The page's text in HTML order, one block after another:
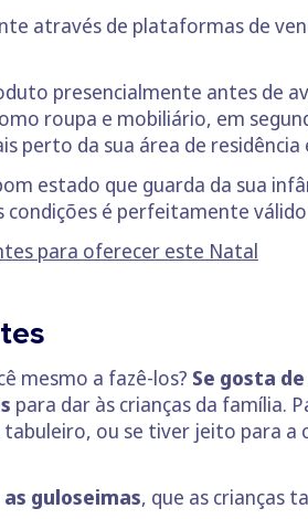
através de plataformas de
presencialmente antes de
roupa e mobiliário, em
perto da sua área de
estado que guarda da sua
é perfeitamente
para oferecer este Natal
mesmo a fazê-los? Se gosta
para dar às crianças da família.
ou se tiver jeito para a
guloseimas, que as crianças